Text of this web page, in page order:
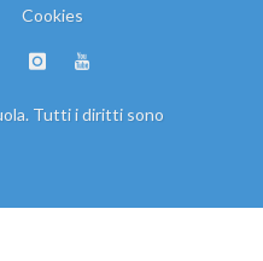
Cookies
Tutti i diritti sono